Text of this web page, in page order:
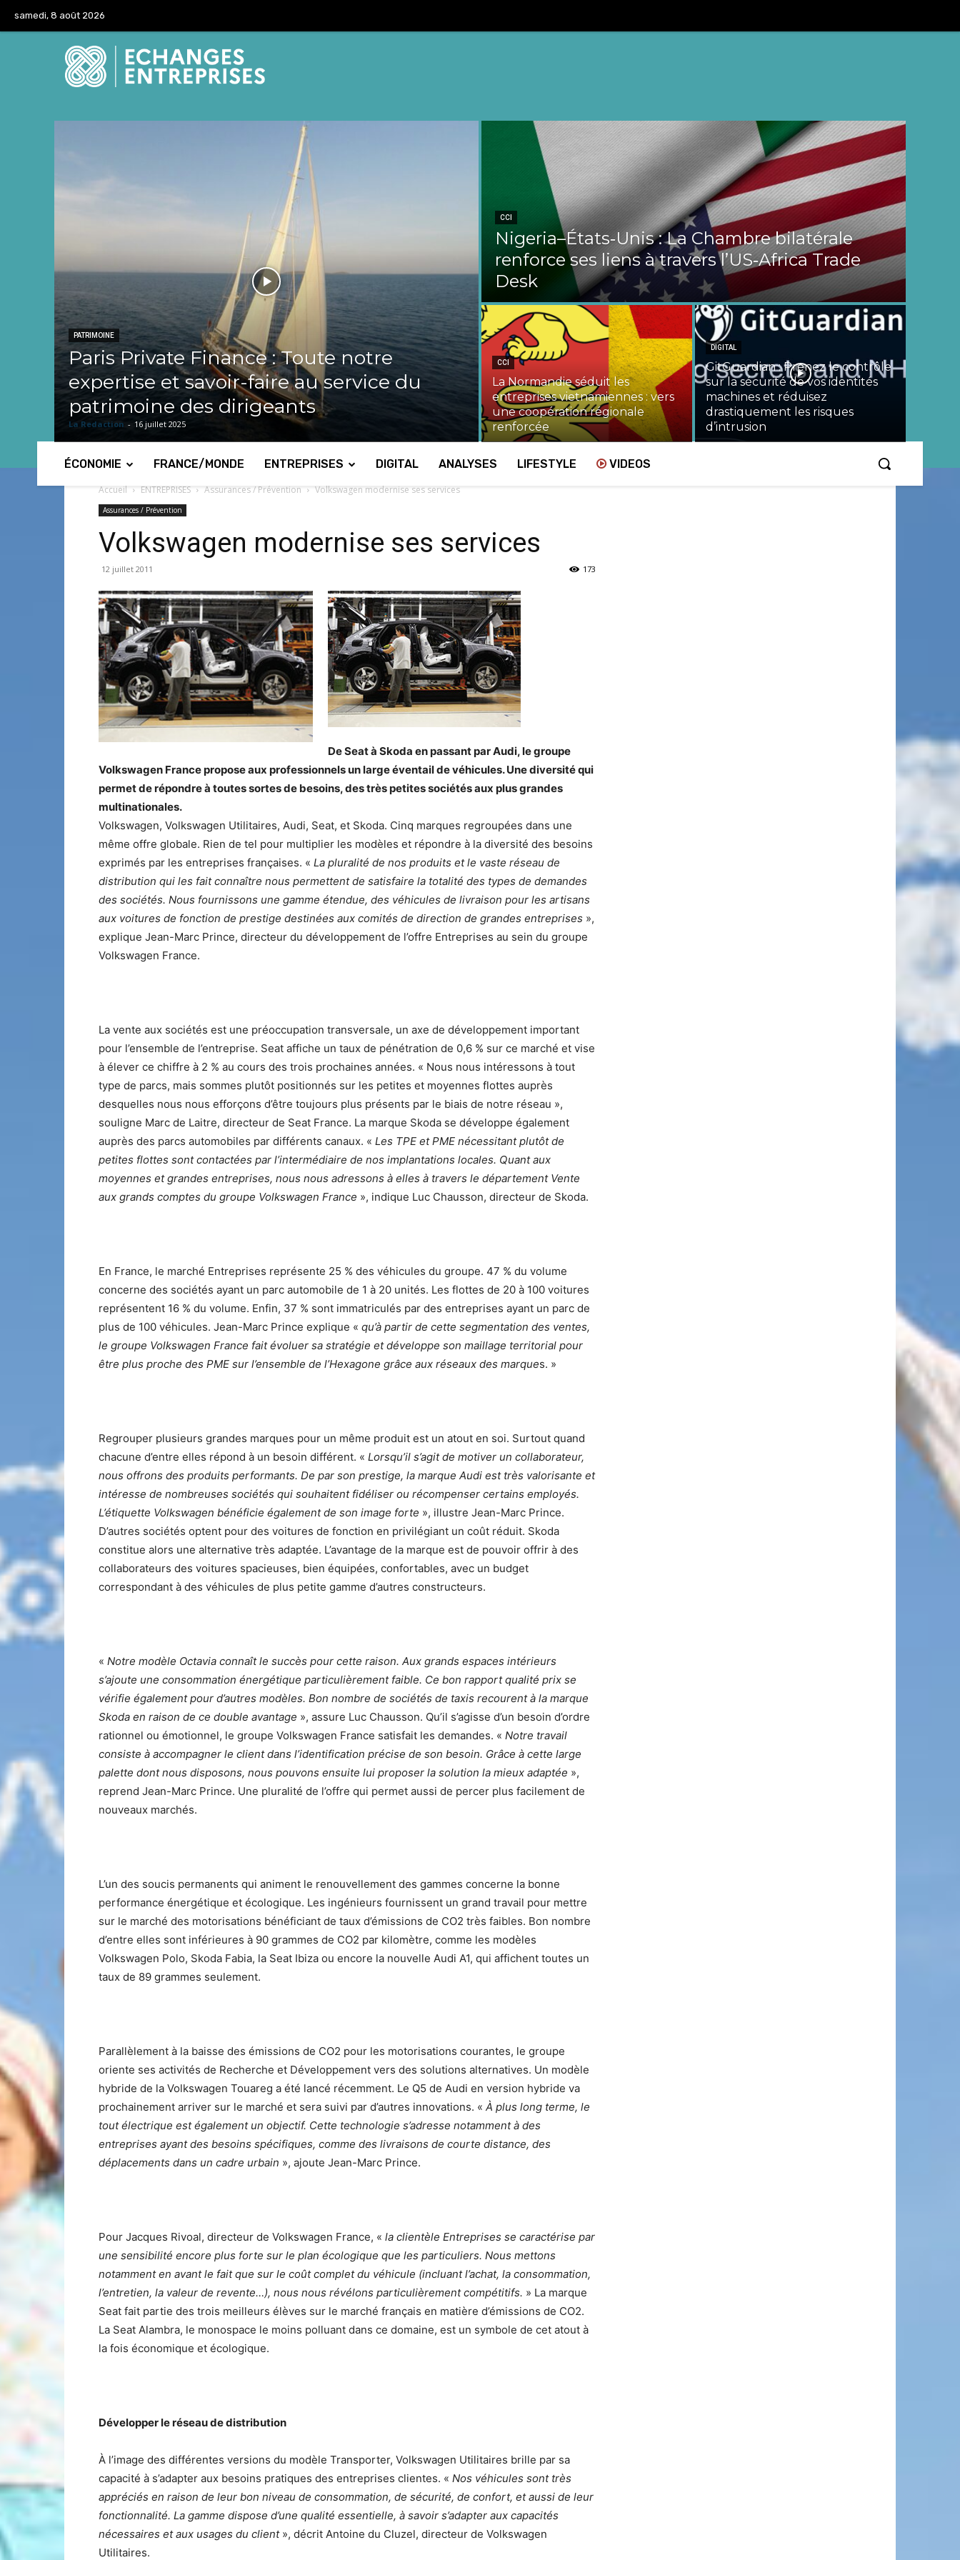
samedi, 8 août 2026
PATRIMOINE
Paris Private Finance : Toute notre
expertise et savoir-faire au service du
patrimoine des dirigeants
La Redaction - 16 juillet 2025
CCI
Nigeria–États‑Unis : La Chambre bilatérale
renforce ses liens à travers l’US‑Africa Trade
Desk
CCI
La Normandie séduit les
entreprises vietnamiennes : vers
une coopération régionale
renforcée
DIGITAL
GitGuardian : Prenez le contrôle
sur la sécurité de vos identités
machines et réduisez
drastiquement les risques
d’intrusion
ÉCONOMIE FRANCE/MONDE ENTREPRISES DIGITAL ANALYSES LIFESTYLE VIDEOS
Accueil ENTREPRISES Assurances / Prévention Volkswagen modernise ses services
Assurances / Prévention
Volkswagen modernise ses services
12 juillet 2011 173
De Seat à Skoda en passant par Audi, le groupe
Volkswagen France propose aux professionnels un large éventail de véhicules. Une diversité qui
permet de répondre à toutes sortes de besoins, des très petites sociétés aux plus grandes
multinationales.
Volkswagen, Volkswagen Utilitaires, Audi, Seat, et Skoda. Cinq marques regroupées dans une
même offre globale. Rien de tel pour multiplier les modèles et répondre à la diversité des besoins
exprimés par les entreprises françaises. « La pluralité de nos produits et le vaste réseau de
distribution qui les fait connaître nous permettent de satisfaire la totalité des types de demandes
des sociétés. Nous fournissons une gamme étendue, des véhicules de livraison pour les artisans
aux voitures de fonction de prestige destinées aux comités de direction de grandes entreprises »,
explique Jean-Marc Prince, directeur du développement de l’offre Entreprises au sein du groupe
Volkswagen France.
La vente aux sociétés est une préoccupation transversale, un axe de développement important
pour l’ensemble de l’entreprise. Seat affiche un taux de pénétration de 0,6 % sur ce marché et vise
à élever ce chiffre à 2 % au cours des trois prochaines années. « Nous nous intéressons à tout
type de parcs, mais sommes plutôt positionnés sur les petites et moyennes flottes auprès
desquelles nous nous efforçons d’être toujours plus présents par le biais de notre réseau »,
souligne Marc de Laitre, directeur de Seat France. La marque Skoda se développe également
auprès des parcs automobiles par différents canaux. « Les TPE et PME nécessitant plutôt de
petites flottes sont contactées par l’intermédiaire de nos implantations locales. Quant aux
moyennes et grandes entreprises, nous nous adressons à elles à travers le département Vente
aux grands comptes du groupe Volkswagen France », indique Luc Chausson, directeur de Skoda.
En France, le marché Entreprises représente 25 % des véhicules du groupe. 47 % du volume
concerne des sociétés ayant un parc automobile de 1 à 20 unités. Les flottes de 20 à 100 voitures
représentent 16 % du volume. Enfin, 37 % sont immatriculés par des entreprises ayant un parc de
plus de 100 véhicules. Jean-Marc Prince explique « qu’à partir de cette segmentation des ventes,
le groupe Volkswagen France fait évoluer sa stratégie et développe son maillage territorial pour
être plus proche des PME sur l’ensemble de l’Hexagone grâce aux réseaux des marques. »
Regrouper plusieurs grandes marques pour un même produit est un atout en soi. Surtout quand
chacune d’entre elles répond à un besoin différent. « Lorsqu’il s’agit de motiver un collaborateur,
nous offrons des produits performants. De par son prestige, la marque Audi est très valorisante et
intéresse de nombreuses sociétés qui souhaitent fidéliser ou récompenser certains employés.
L’étiquette Volkswagen bénéficie également de son image forte », illustre Jean-Marc Prince.
D’autres sociétés optent pour des voitures de fonction en privilégiant un coût réduit. Skoda
constitue alors une alternative très adaptée. L’avantage de la marque est de pouvoir offrir à des
collaborateurs des voitures spacieuses, bien équipées, confortables, avec un budget
correspondant à des véhicules de plus petite gamme d’autres constructeurs.
« Notre modèle Octavia connaît le succès pour cette raison. Aux grands espaces intérieurs
s’ajoute une consommation énergétique particulièrement faible. Ce bon rapport qualité prix se
vérifie également pour d’autres modèles. Bon nombre de sociétés de taxis recourent à la marque
Skoda en raison de ce double avantage », assure Luc Chausson. Qu’il s’agisse d’un besoin d’ordre
rationnel ou émotionnel, le groupe Volkswagen France satisfait les demandes. « Notre travail
consiste à accompagner le client dans l’identification précise de son besoin. Grâce à cette large
palette dont nous disposons, nous pouvons ensuite lui proposer la solution la mieux adaptée »,
reprend Jean-Marc Prince. Une pluralité de l’offre qui permet aussi de percer plus facilement de
nouveaux marchés.
L’un des soucis permanents qui animent le renouvellement des gammes concerne la bonne
performance énergétique et écologique. Les ingénieurs fournissent un grand travail pour mettre
sur le marché des motorisations bénéficiant de taux d’émissions de CO2 très faibles. Bon nombre
d’entre elles sont inférieures à 90 grammes de CO2 par kilomètre, comme les modèles
Volkswagen Polo, Skoda Fabia, la Seat Ibiza ou encore la nouvelle Audi A1, qui affichent toutes un
taux de 89 grammes seulement.
Parallèlement à la baisse des émissions de CO2 pour les motorisations courantes, le groupe
oriente ses activités de Recherche et Développement vers des solutions alternatives. Un modèle
hybride de la Volkswagen Touareg a été lancé récemment. Le Q5 de Audi en version hybride va
prochainement arriver sur le marché et sera suivi par d’autres innovations. « À plus long terme, le
tout électrique est également un objectif. Cette technologie s’adresse notamment à des
entreprises ayant des besoins spécifiques, comme des livraisons de courte distance, des
déplacements dans un cadre urbain », ajoute Jean-Marc Prince.
Pour Jacques Rivoal, directeur de Volkswagen France, « la clientèle Entreprises se caractérise par
une sensibilité encore plus forte sur le plan écologique que les particuliers. Nous mettons
notamment en avant le fait que sur le coût complet du véhicule (incluant l’achat, la consommation,
l’entretien, la valeur de revente…), nous nous révélons particulièrement compétitifs. » La marque
Seat fait partie des trois meilleurs élèves sur le marché français en matière d’émissions de CO2.
La Seat Alambra, le monospace le moins polluant dans ce domaine, est un symbole de cet atout à
la fois économique et écologique.
Développer le réseau de distribution
À l’image des différentes versions du modèle Transporter, Volkswagen Utilitaires brille par sa
capacité à s’adapter aux besoins pratiques des entreprises clientes. « Nos véhicules sont très
appréciés en raison de leur bon niveau de consommation, de sécurité, de confort, et aussi de leur
fonctionnalité. La gamme dispose d’une qualité essentielle, à savoir s’adapter aux capacités
nécessaires et aux usages du client», décrit Antoine du Cluzel, directeur de Volkswagen
Utilitaires.